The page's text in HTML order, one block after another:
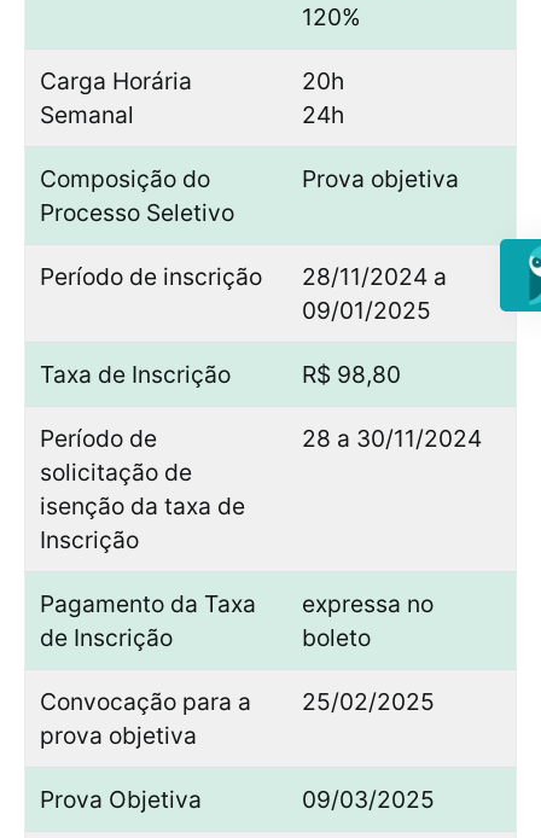
120%
Carga Horária
Semanal
20h
24h
Composição do
Processo Seletivo
Prova objetiva
Período de inscrição
28/11/2024 a
09/01/2025
Taxa de Inscrição R$ 98,80
Período de
solicitação de
isenção da taxa de
Inscrição
28 a 30/11/2024
Pagamento da Taxa
de Inscrição
expressa no
boleto
Convocação para a
prova objetiva
25/02/2025
Prova Objetiva 09/03/2025